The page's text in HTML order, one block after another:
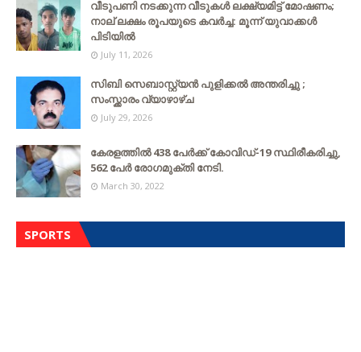
വീടുപണി നടക്കുന്ന വീടുകൾ ലക്ഷ്യമിട്ട് മോഷണം;
നാല് ലക്ഷം രൂപയുടെ കവർച്ച: മൂന്ന് യുവാക്കൾ
പിടിയിൽ
July 11, 2026
സിബി സെബാസ്റ്റ്യന്‍ പുളിക്കല്‍ അന്തരിച്ചു ;
സംസ്ക്കാരം വ്യാഴാഴ്ച
July 29, 2026
കേരളത്തില്‍ 438 പേര്‍ക്ക് കോവിഡ്-19 സ്ഥിരീകരിച്ചു,
562 പേര്‍ രോഗമുക്തി നേടി.
March 30, 2022
SPORTS